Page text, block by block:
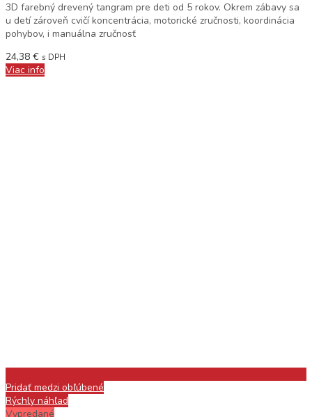
3D farebný drevený tangram pre deti od 5 rokov. Okrem zábavy sa
u detí zároveň cvičí koncentrácia, motorické zručnosti, koordinácia
pohybov, i manuálna zručnosť
24,38 € s DPH
Viac info
Pridať medzi obľúbené
Rýchly náhľad
Vypredané